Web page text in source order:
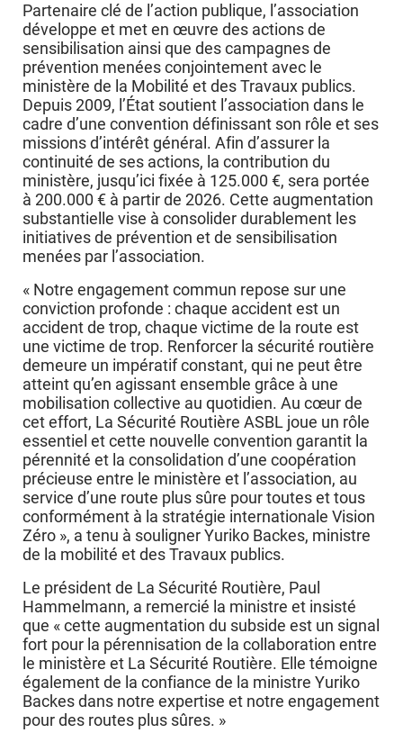
Partenaire clé de l’action publique, l’association
développe et met en œuvre des actions de
sensibilisation ainsi que des campagnes de
prévention menées conjointement avec le
ministère de la Mobilité et des Travaux publics.
Depuis 2009, l’État soutient l’association dans le
cadre d’une convention définissant son rôle et ses
missions d’intérêt général. Afin d’assurer la
continuité de ses actions, la contribution du
ministère, jusqu’ici fixée à 125.000 €, sera portée
à 200.000 € à partir de 2026. Cette augmentation
substantielle vise à consolider durablement les
initiatives de prévention et de sensibilisation
menées par l’association.
« Notre engagement commun repose sur une
conviction profonde : chaque accident est un
accident de trop, chaque victime de la route est
une victime de trop. Renforcer la sécurité routière
demeure un impératif constant, qui ne peut être
atteint qu’en agissant ensemble grâce à une
mobilisation collective au quotidien. Au cœur de
cet effort, La Sécurité Routière ASBL joue un rôle
essentiel et cette nouvelle convention garantit la
pérennité et la consolidation d’une coopération
précieuse entre le ministère et l’association, au
service d’une route plus sûre pour toutes et tous
conformément à la stratégie internationale Vision
Zéro », a tenu à souligner Yuriko Backes, ministre
de la mobilité et des Travaux publics.
Le président de La Sécurité Routière, Paul
Hammelmann, a remercié la ministre et insisté
que « cette augmentation du subside est un signal
fort pour la pérennisation de la collaboration entre
le ministère et La Sécurité Routière. Elle témoigne
également de la confiance de la ministre Yuriko
Backes dans notre expertise et notre engagement
pour des routes plus sûres. »